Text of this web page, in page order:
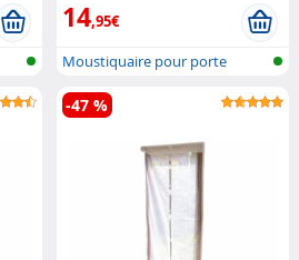
14,95€
Moustiquaire pour porte
-47 %